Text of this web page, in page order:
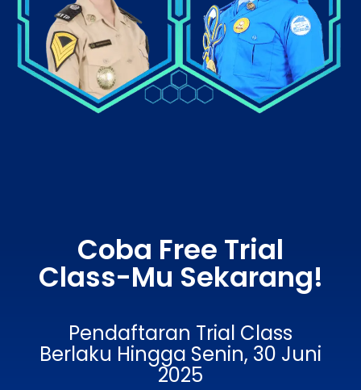
Coba Free Trial
Class-Mu Sekarang!
Pendaftaran Trial Class
Berlaku Hingga Senin, 30 Juni
2025